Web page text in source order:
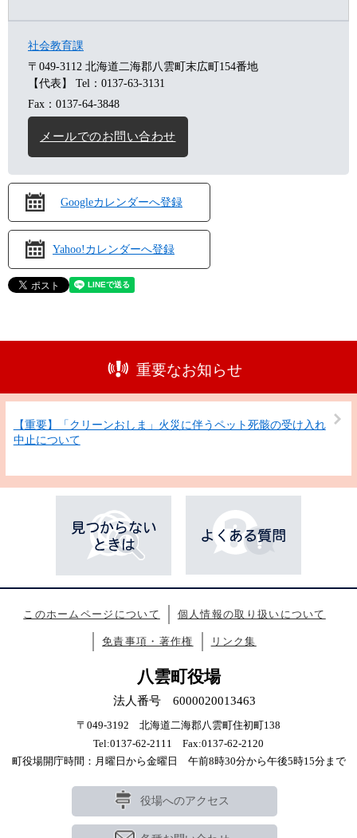
社会教育課
〒049-3112 北海道二海郡八雲町末広町154番地
【代表】
Tel：0137-63-3131
Fax：0137-64-3848
メールでのお問い合わせ
Googleカレンダーへ登録
Yahoo!カレンダーへ登録
重要なお知らせ
【重要】「クリーンおしま」火災に伴うペット死骸の受け入れ
中止について
このホームページについて 個人情報の取り扱いについて
免責事項・著作権 リンク集
八雲町役場
法人番号 6000020013463
〒049-3192 北海道二海郡八雲町住初町138
Tel:0137-62-2111 Fax:0137-62-2120
町役場開庁時間：月曜日から金曜日 午前8時30分から午後5時15分まで
役場へのアクセス